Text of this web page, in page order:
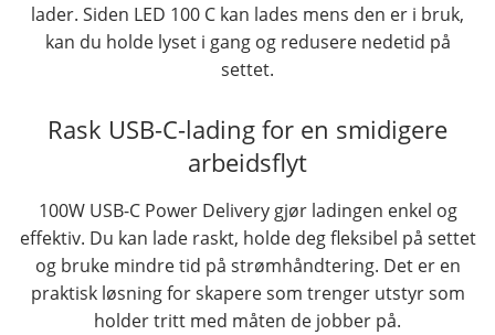
lader. Siden LED 100 C kan lades mens den er i bruk,
kan du holde lyset i gang og redusere nedetid på
settet.
Rask USB-C-lading for en smidigere
arbeidsflyt
100W USB-C Power Delivery gjør ladingen enkel og
effektiv. Du kan lade raskt, holde deg fleksibel på settet
og bruke mindre tid på strømhåndtering. Det er en
praktisk løsning for skapere som trenger utstyr som
holder tritt med måten de jobber på.